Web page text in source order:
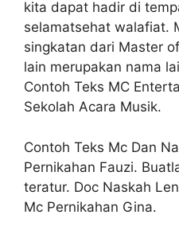
kita dapat hadir di
selamatsehat walafiat.
singkatan dari Master
lain merupakan nama
Contoh Teks MC
Sekolah Acara Musik.
Contoh Teks Mc Dan
Pernikahan Fauzi.
teratur. Doc Naskah
Mc Pernikahan Gina.